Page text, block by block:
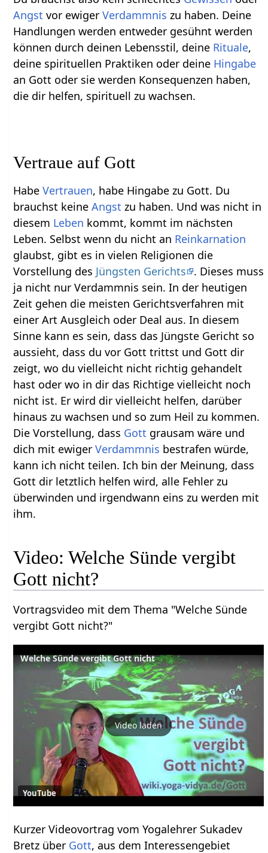
Angst vor ewigerVerdammnis zu haben. Deine
Handlungen werden entweder gesühnt werden
können durch deinen Lebensstil, deine Rituale,
deine spirituellen Praktiken oder deine Hingabe
an Gott oder sie werden Konsequenzen haben,
die dir helfen, spirituell zu wachsen.
Vertraue auf Gott
HabeVertrauen, habe Hingabe zu Gott. Du
brauchst keineAngst zu haben. Und was nicht in
diesem Leben kommt, kommt im nächsten
Leben. Selbst wenn du nicht an Reinkarnation
glaubst, gibt es in vielen Religionen die
Vorstellung des Jüngsten Gerichts
. Dieses muss
ja nicht nur Verdammnis sein. In der heutigen
Zeit gehen die meisten Gerichtsverfahren mit
einer Art Ausgleich oder Deal aus. In diesem
Sinne kann es sein, dass das Jüngste Gericht so
aussieht, dass du vor Gott trittst und Gott dir
zeigt, wo du vielleicht nicht richtig gehandelt
hast oder wo in dir das Richtige vielleicht noch
nicht ist. Er wird dir vielleicht helfen, darüber
hinaus zu wachsen und so zum Heil zu kommen.
Die Vorstellung, dass Gott grausam wäre und
dich mit ewigerVerdammnis bestrafen würde,
kann ich nicht teilen. Ich bin der Meinung, dass
Gott dir letztlich helfen wird, alle Fehler zu
überwinden und irgendwann eins zu werden mit
ihm.
Video: Welche Sünde vergibt
Gott nicht?
Vortragsvideo mit dem Thema "Welche Sünde
vergibt Gott nicht?"
Welche Sünde vergibt Gott nicht
Video laden
YouTube
Kurzer Videovortrag vom Yogalehrer Sukadev
Bretz über Gott, aus dem Interessengebiet